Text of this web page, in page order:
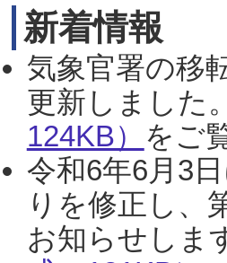
新着情報
気象官署の移
更新しました
124KB） をご
令和6年6月3
りを修正し、
お知らせしま